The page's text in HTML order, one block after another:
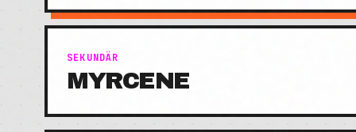
SEKUNDÄR
MYRCENE